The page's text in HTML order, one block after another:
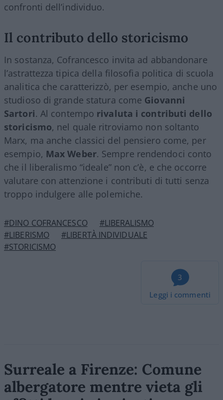
confronti dell’individuo.
Il contributo dello storicismo
In sostanza, Cofrancesco invita ad abbandonare
l’astrattezza tipica della filosofia politica di scuola
analitica che caratterizzò, per esempio, anche uno
studioso di grande statura come Giovanni
Sartori. Al contempo rivaluta i contributi dello
storicismo, nel quale ritroviamo non soltanto
Marx, ma anche classici del pensiero come, per
esempio, Max Weber. Sempre rendendoci conto
che il liberalismo “ideale” non c’è, e che occorre
valutare con attenzione i contributi di tutti senza
troppo indulgere alle polemiche.
#DINO COFRANCESCO
#LIBERALISMO
#LIBERISMO
#LIBERTÀ INDIVIDUALE
#STORICISMO
3
Leggi i commenti
Surreale a Firenze: Comune
albergatore mentre vieta gli